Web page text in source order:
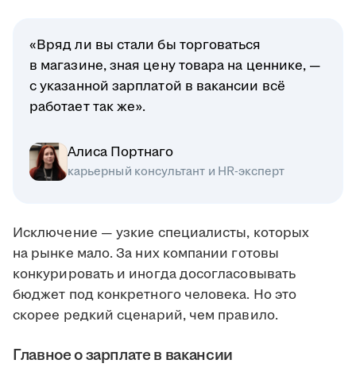
«Вряд ли вы стали бы торговаться
в магазине, зная цену товара на ценнике, —
с указанной зарплатой в вакансии всё
работает так же».
Алиса Портнаго
карьерный консультант и HR-эксперт
Исключение — узкие специалисты, которых
на рынке мало. За них компании готовы
конкурировать и иногда досогласовывать
бюджет под конкретного человека. Но это
скорее редкий сценарий, чем правило.
Главное о зарплате в вакансии